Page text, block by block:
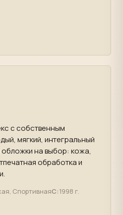
с собственным
мягкий, интегральный
на выбор: кожа,
обработка и
СпортивнаяС:1998 г.